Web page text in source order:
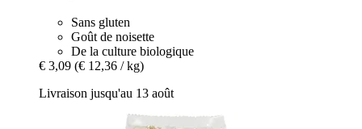
Sans gluten
Goût de noisette
De la culture biologique
€ 3,09 (€ 12,36 / kg)
Livraison jusqu'au 13 août